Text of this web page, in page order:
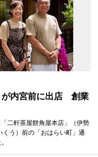
が内宮前に出店 創業
二軒茶屋餅角屋本店」（伊勢
う）前の「おはらい町」通